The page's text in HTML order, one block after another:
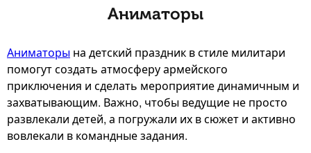
Аниматоры
Аниматоры на детский праздник в стиле милитари
помогут создать атмосферу армейского
приключения и сделать мероприятие динамичным и
захватывающим. Важно, чтобы ведущие не просто
развлекали детей, а погружали их в сюжет и активно
вовлекали в командные задания.